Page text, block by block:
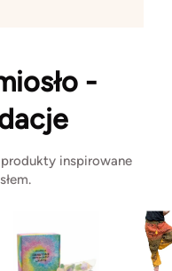
-
inspirowane